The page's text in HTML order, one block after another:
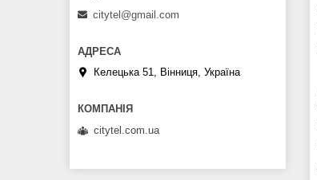
citytel@gmail.com
Келецька 51, Вінниця, Україна
citytel.com.ua